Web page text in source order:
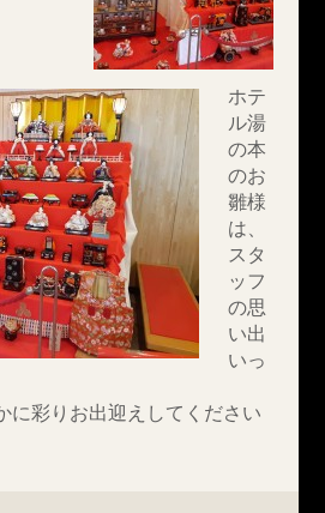
ホテ
ル湯
の本
のお
雛様
は、
スタ
ッフ
の思
い出
いっ
に彩りお出迎えしてください